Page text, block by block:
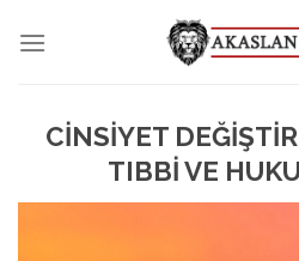
CİNSİYET
TIBBİ VE